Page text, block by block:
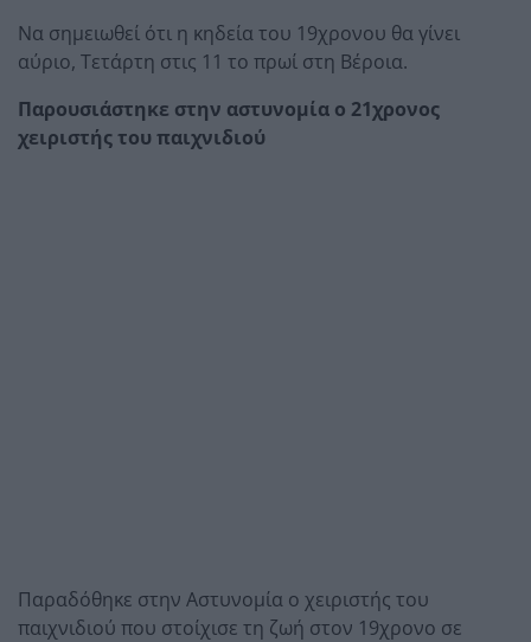
Να σημειωθεί ότι η κηδεία του 19χρονου θα γίνει
αύριο, Τετάρτη στις 11 το πρωί στη Βέροια.
Παρουσιάστηκε στην αστυνομία ο 21χρονος
χειριστής του παιχνιδιού
Παραδόθηκε στην Αστυνομία ο χειριστής του
παιχνιδιού που στοίχισε τη ζωή στον 19χρονο σε